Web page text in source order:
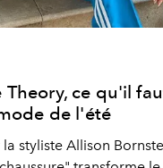
Theory, ce qu'il
de l'été
styliste Allison